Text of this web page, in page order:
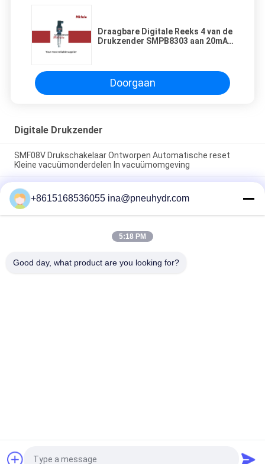
Draagbare Digitale Reeks 4 van de
Drukzender SMPB8303 aan 20mA,
Doorgaan
Digitale Drukzender
SMF08V Drukschakelaar Ontworpen Automatische reset
Kleine vacuümonderdelen In vacuümomgeving
SMF08A 1/8 1/4 Hogestroom Drukschakelaar Vaste
Instelpunt Automatische Reset Lucht Water Drukschakelaar
NBSANMINSE
SMF 19 Drukschakelaar 1/4 G NPT T Betrouwbare
besturingsschakelaar voor luchtcompressorpomp
+8615168536055 ina@pneuhydr.com
5:18 PM
Good day, what product are you looking for?